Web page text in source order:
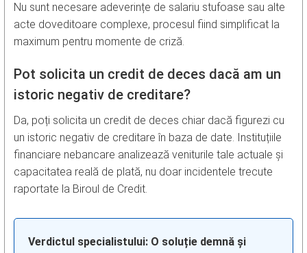
Nu sunt necesare adeverințe de salariu stufoase sau alte
acte doveditoare complexe, procesul fiind simplificat la
maximum pentru momente de criză.
Pot solicita un credit de deces dacă am un
istoric negativ de creditare?
Da, poți solicita un credit de deces chiar dacă figurezi cu
un istoric negativ de creditare în baza de date. Instituțiile
financiare nebancare analizează veniturile tale actuale și
capacitatea reală de plată, nu doar incidentele trecute
raportate la Biroul de Credit.
Verdictul specialistului: O soluție demnă și